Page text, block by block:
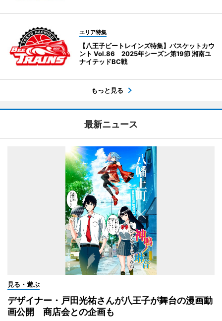
エリア特集
【八王子ビートレインズ特集】バスケットカウ
ント Vol.86 2025年シーズン第19節 湘南ユ
ナイテッドBC戦
もっと見る
最新ニュース
見る・遊ぶ
デザイナー・戸田光祐さんが八王子が舞台の漫画動
画公開 商店会との企画も